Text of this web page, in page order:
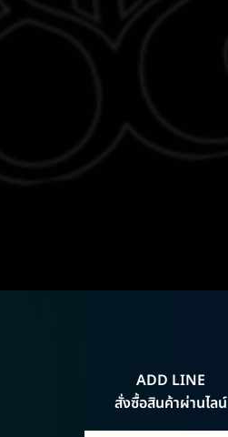
ADD LINE
สั่งซื้อสินค้าผ่านไลน์